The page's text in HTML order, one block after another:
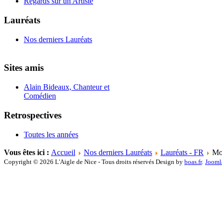
Lauréats
Nos derniers Lauréats
Sites amis
Alain Bideaux, Chanteur et
Comédien
Retrospectives
Toutes les années
Vous êtes ici : Accueil Nos derniers Lauréats Lauréats - FR
Copyright © 2026 L'Aigle de Nice - Tous droits réservés Design by boas.fr.